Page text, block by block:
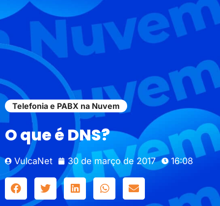
Telefonia e PABX na Nuvem
O que é DNS?
VulcaNet 30 de março de 2017 16:08